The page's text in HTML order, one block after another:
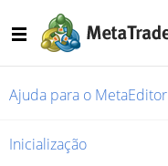
Ajuda para o MetaEditor
Inicialização